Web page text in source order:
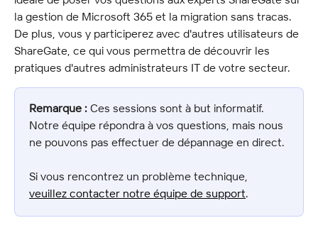
la gestion de Microsoft 365 et la migration sans tracas.
De plus, vous y participerez avec d'autres utilisateurs de
ShareGate, ce qui vous permettra de découvrir les
pratiques d'autres administrateurs IT de votre secteur.
Remarque : Ces sessions sont à but informatif.
Notre équipe répondra à vos questions, mais nous
ne pouvons pas effectuer de dépannage en direct.
Si vous rencontrez un problème technique,
veuillez contacter notre équipe de support.